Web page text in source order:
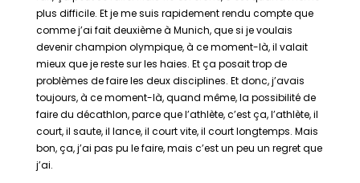
plus difficile. Et je me suis rapidement rendu compte que
comme j’ai fait deuxième à Munich, que si je voulais
devenir champion olympique, à ce moment-là, il valait
mieux que je reste sur les haies. Et ça posait trop de
problèmes de faire les deux disciplines. Et donc, j’avais
toujours, à ce moment-là, quand même, la possibilité de
faire du décathlon, parce que l’athlète, c’est ça, l’athlète, il
court, il saute, il lance, il court vite, il court longtemps. Mais
bon, ça, j’ai pas pu le faire, mais c’est un peu un regret que
j’ai.